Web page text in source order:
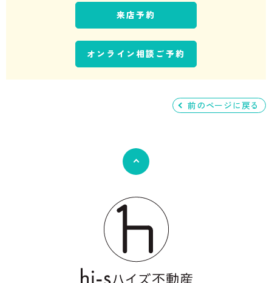
来店予約
オンライン相談ご予約
前のページに戻る